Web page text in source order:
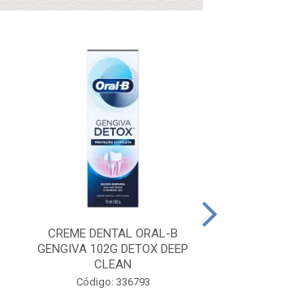
CREME DENTAL ORAL-B
GENGIVA 102G DETOX DEEP
CLEAN
Código: 336793